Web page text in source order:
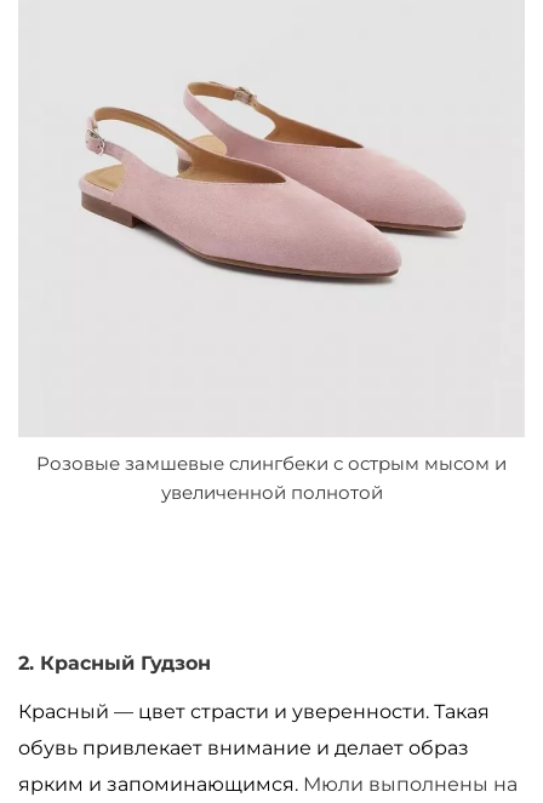
Розовые замшевые слингбеки с острым мысом и
увеличенной полнотой
2. Красный Гудзон
Красный — цвет страсти и уверенности. Такая
обувь привлекает внимание и делает образ
ярким и запоминающимся. Мюли выполнены на